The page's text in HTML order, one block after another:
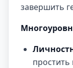
завершить
простить